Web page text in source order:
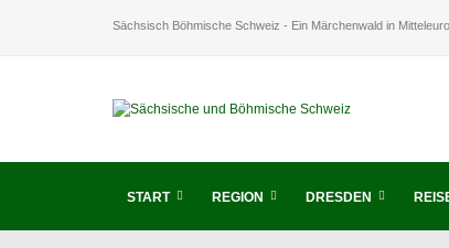
Sächsisch Böhmische Schweiz - Ein Märchenwald in
START REGION DRESDEN